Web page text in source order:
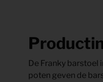
De Franky barstoel
poten geven de